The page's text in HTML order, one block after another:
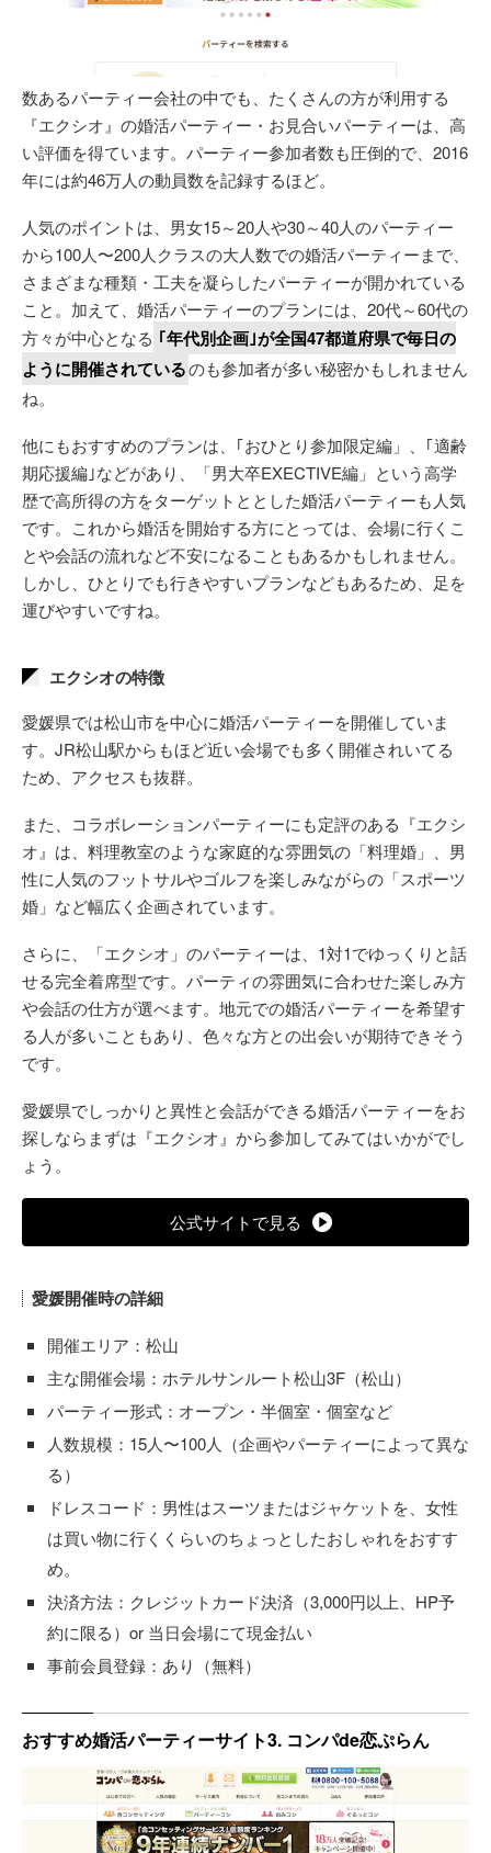
数あるパーティー会社の中でも、たくさんの方が利用する
『エクシオ』の婚活パーティー・お見合いパーティーは、高
い評価を得ています。パーティー参加者数も圧倒的で、2016
年には約46万人の動員数を記録するほど。
人気のポイントは、男女15～20人や30～40人のパーティー
から100人〜200人クラスの大人数での婚活パーティーまで、
さまざまな種類・工夫を凝らしたパーティーが開かれている
こと。加えて、婚活パーティーのプランには、20代～60代の
方々が中心となる ｢年代別企画｣が全国47都道府県で毎日の
ように開催されているのも参加者が多い秘密かもしれません
ね。
他にもおすすめのプランは、｢おひとり参加限定編」、｢適齢
期応援編｣などがあり、「男大卒EXECTIVE編」という高学
歴で高所得の方をターゲットととした婚活パーティーも人気
です。これから婚活を開始する方にとっては、会場に行くこ
とや会話の流れなど不安になることもあるかもしれません。
しかし、ひとりでも行きやすいプランなどもあるため、足を
運びやすいですね。
エクシオの特徴
愛媛県では松山市を中心に婚活パーティーを開催していま
す。JR松山駅からもほど近い会場でも多く開催されいてる
ため、アクセスも抜群。
また、コラボレーションパーティーにも定評のある『エクシ
オ』は、料理教室のような家庭的な雰囲気の「料理婚」、男
性に人気のフットサルやゴルフを楽しみながらの「スポーツ
婚」など幅広く企画されています。
さらに、「エクシオ」のパーティーは、1対1でゆっくりと話
せる完全着席型です。パーティの雰囲気に合わせた楽しみ方
や会話の仕方が選べます。地元での婚活パーティーを希望す
る人が多いこともあり、色々な方との出会いが期待できそう
です。
愛媛県でしっかりと異性と会話ができる婚活パーティーをお
探しならまずは『エクシオ』から参加してみてはいかがでし
ょう。
公式サイトで見る
愛媛開催時の詳細
開催エリア：松山
主な開催会場：ホテルサンルート松山3F（松山）
パーティー形式：オープン・半個室・個室など
人数規模：15人〜100人（企画やパーティーによって異な
る）
ドレスコード：男性はスーツまたはジャケットを、女性
は買い物に行くくらいのちょっとしたおしゃれをおすす
め。
決済方法：クレジットカード決済（3,000円以上、HP予
約に限る）or 当日会場にて現金払い
事前会員登録：あり（無料）
おすすめ婚活パーティーサイト3. コンパde恋ぷらん